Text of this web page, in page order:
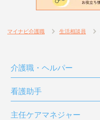
マイナビ介護職 生活相談員
介護職・ヘルパー
看護助手
主任ケアマネジャー